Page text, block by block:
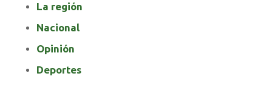
La región
Nacional
Opinión
Deportes